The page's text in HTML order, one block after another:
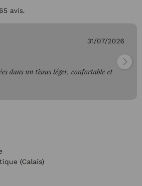
avis.
31/07/2026
dans un tissus léger, confortable et
(Calais)